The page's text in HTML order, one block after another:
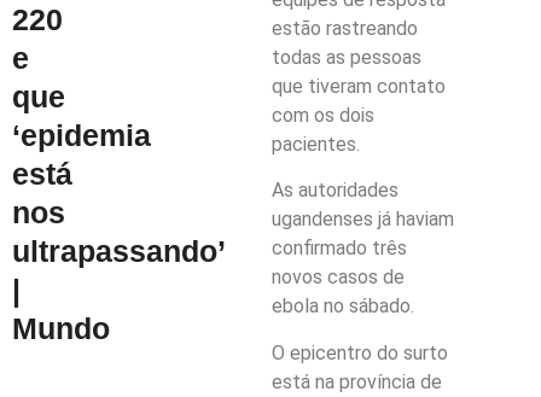
220
e
que
‘epidemia
está
nos
ultrapassando’
|
Mundo
estão rastreando
todas as pessoas
que tiveram contato
com os dois
pacientes.
As autoridades
ugandenses já haviam
confirmado três
novos casos de
ebola no sábado.
O epicentro do surto
está na província de